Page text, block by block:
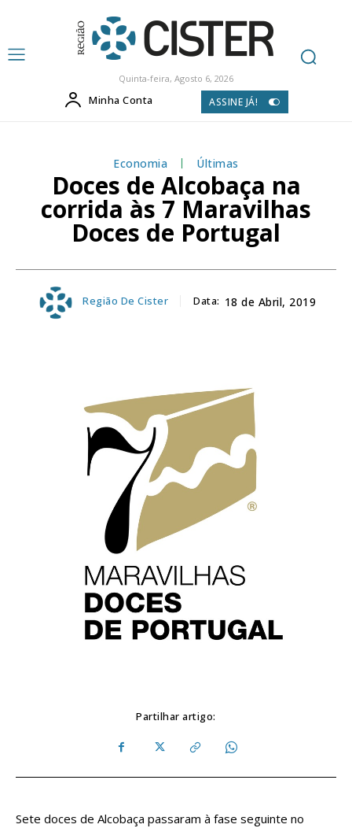
Quinta-feira, Agosto 6, 2026
Minha Conta ASSINE JÁ!
Economia Últimas
Doces de Alcobaça na
corrida às 7 Maravilhas
Doces de Portugal
Região De Cister Data: 18 de Abril, 2019
Partilhar artigo:
Sete doces de Alcobaça passaram à fase seguinte no